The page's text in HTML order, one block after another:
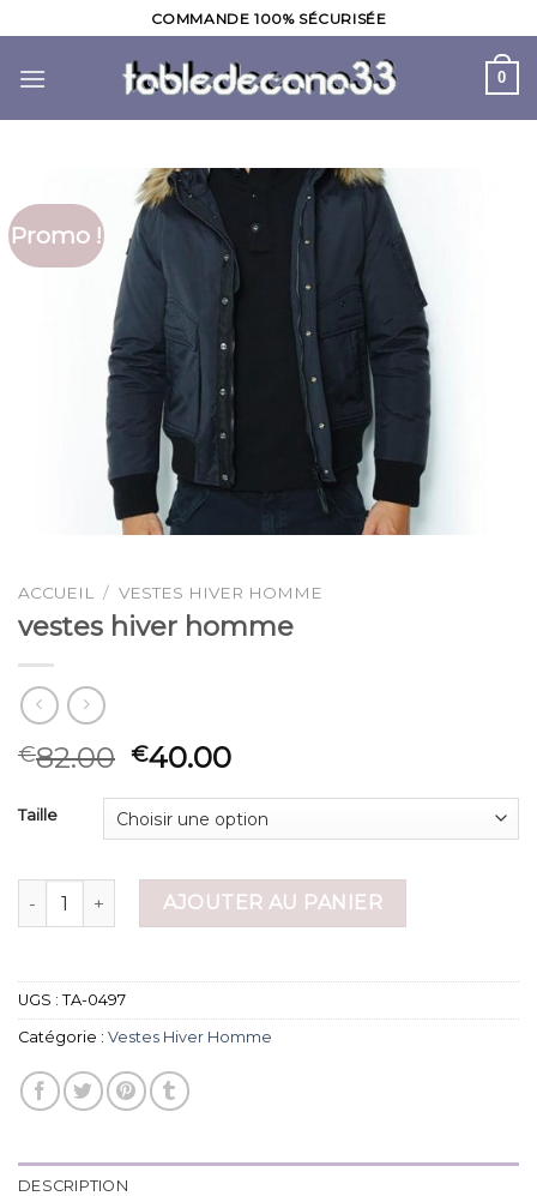
to
content
COMMANDE 100% SÉCURISÉE
0
Promo !
ACCUEIL / VESTES HIVER HOMME
vestes hiver homme
€82.00 €40.00
Taille
quantité de vestes hiver homme
AJOUTER AU PANIER
UGS : TA-0497
Catégorie : Vestes Hiver Homme
DESCRIPTION